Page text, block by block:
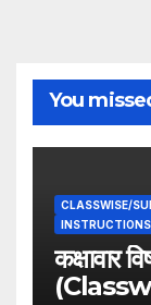
You
CLASSWISE/
कक्षावार